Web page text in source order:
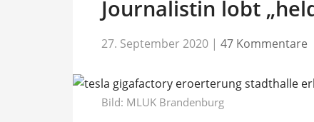
Journalistin lobt
27. September 2020 | 47 Kommentare
Bild: MLUK Brandenburg